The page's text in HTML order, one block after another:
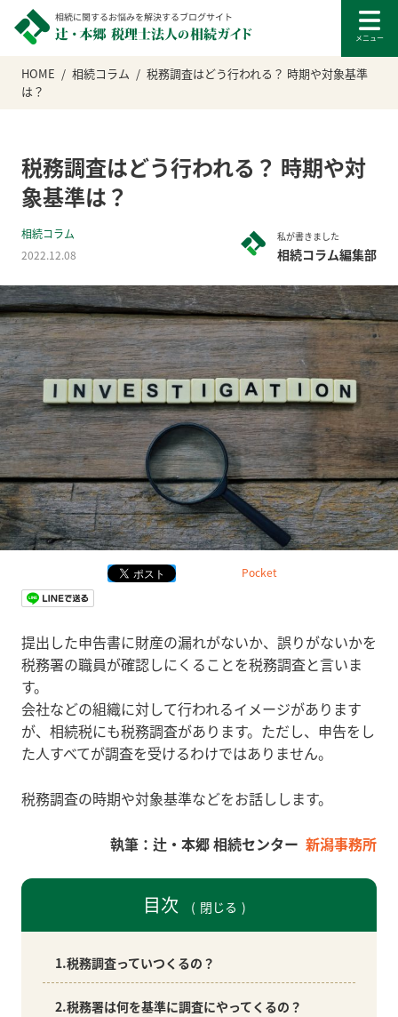
HOME 相続コラム
税務調査はどう行われる？ 時期や対象基準
は？
税務調査はどう行われる？ 時期や対
象基準は？
相続コラム
2022.12.08
私が書きました
相続コラム編集部
Pocket
提出した申告書に財産の漏れがないか、誤りがないかを
税務署の職員が確認しにくることを税務調査と言いま
す。
会社などの組織に対して行われるイメージがあります
が、相続税にも税務調査があります。ただし、申告をし
た人すべてが調査を受けるわけではありません。
税務調査の時期や対象基準などをお話しします。
新潟事務所
目次 閉じる
1.税務調査っていつくるの？
2.税務署は何を基準に調査にやってくるの？